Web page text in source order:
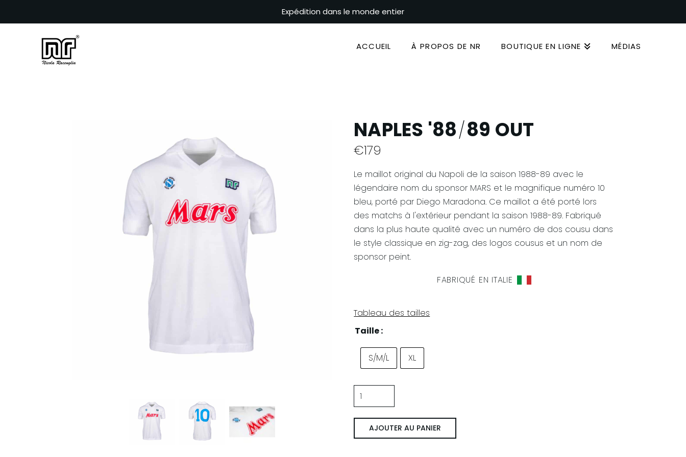
Expédition dans le monde entier
ACCUEIL À PROPOS DE NR BOUTIQUE EN LIGNE MÉDIAS
NAPLES '88/89 OUT
€179
Le maillot original du Napoli de la saison 1988-89 avec le
légendaire nom du sponsor MARS et le magnifique numéro 10
bleu, porté par Diego Maradona. Ce maillot a été porté lors
des matchs à l'extérieur pendant la saison 1988-89. Fabriqué
dans la plus haute qualité avec un numéro de dos cousu dans
le style classique en zig-zag, des logos cousus et un nom de
sponsor peint.
FABRIQUÉ EN ITALIE
Tableau des tailles
Taille :
S/M/L XL
quantité
de
Napoli
'88/'89AJOUTER AU PANIER